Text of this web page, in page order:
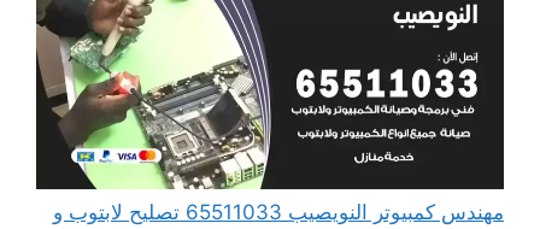
مهندس كمبيوتر النويصيب 65511033 تصليح لابتوب و